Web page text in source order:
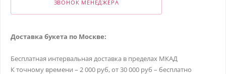
ЗВОНОК МЕНЕДЖЕРА
Доставка букета по Москве:
Бесплатная интервальная доставка в пределах МКАД
К точному времени – 2 000 руб, от 30 000 руб – бесплатно